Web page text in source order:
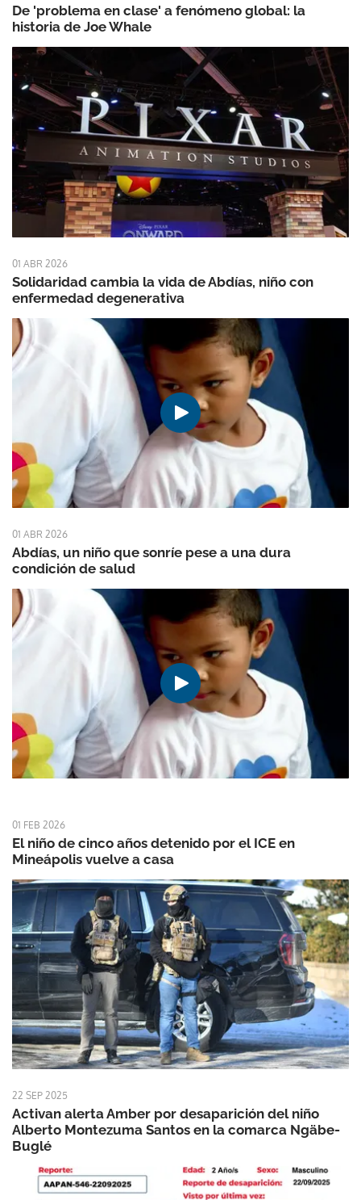
De 'problema en clase' a fenómeno global: la
historia de Joe Whale
01 ABR 2026
Solidaridad cambia la vida de Abdías, niño con
enfermedad degenerativa
01 ABR 2026
Abdías, un niño que sonríe pese a una dura
condición de salud
01 FEB 2026
El niño de cinco años detenido por el ICE en
Mineápolis vuelve a casa
22 SEP 2025
Activan alerta Amber por desaparición del niño
Alberto Montezuma Santos en la comarca Ngäbe-
Buglé